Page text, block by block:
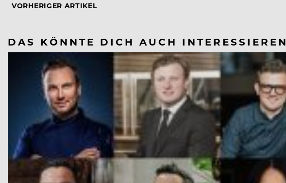
VORHERIGER ARTIKEL
DAS KÖNNTE DICH AUCH INTERESSIEREN